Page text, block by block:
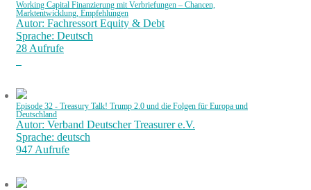
Working Capital Finanzierung mit Verbriefungen – Chancen,
Marktentwicklung, Empfehlungen
Autor: Fachressort Equity & Debt
Sprache: Deutsch
28 Aufrufe
Episode 32 - Treasury Talk! Trump 2.0 und die Folgen für Europa und
Deutschland
Autor: Verband Deutscher Treasurer e.V.
Sprache: deutsch
947 Aufrufe